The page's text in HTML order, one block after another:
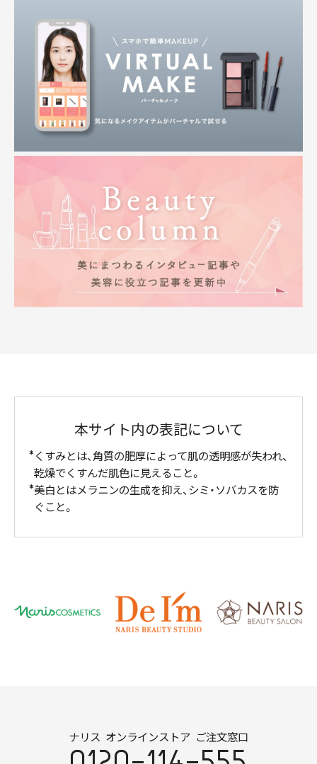
本サイト内の表記について
くすみとは、角質の肥厚によって肌の透明感が失われ、
乾燥でくすんだ肌色に見えること。
美白とはメラニンの生成を抑え、シミ・ソバカスを防
ぐこと。
ナリス オンラインストア ご注文窓口